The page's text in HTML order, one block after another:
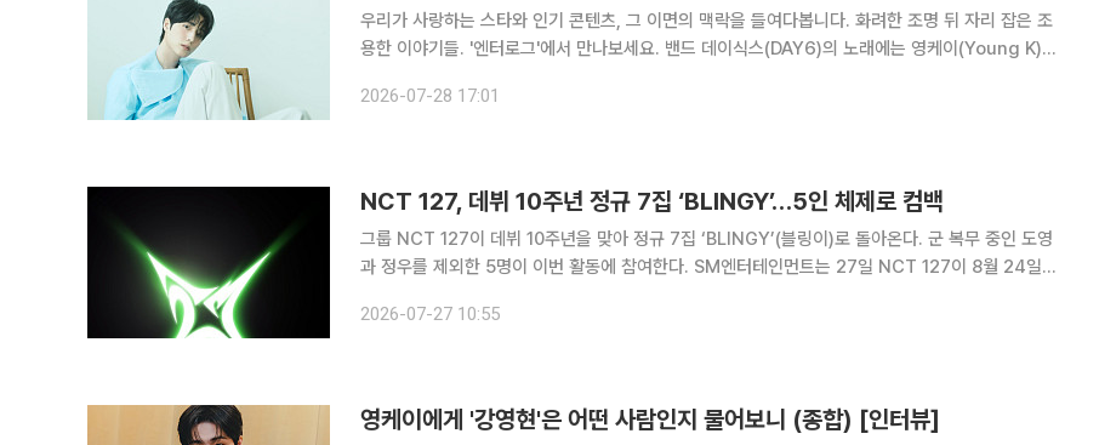
우리가 사랑하는 스타와 인기 콘텐츠, 그 이면의 맥락을 들여다봅니다. 화려한 조명 뒤 자리 잡은 조
용한 이야기들. '엔터로그'에서 만나보세요. 밴드 데이식스(DAY6)의 노래에는 영케이(Young K)의
감정을 언어로 옮겨온 그인데요. 그런 영케
2026-07-28 17:01
NCT 127, 데뷔 10주년 정규 7집 ‘BLINGY’…5인 체제로 컴백
그룹 NCT 127이 데뷔 10주년을 맞아 정규 7집 ‘BLINGY’(블링이)로 돌아온다. 군 복무 중인 도영
과 정우를 제외한 5명이 이번 활동에 참여한다. SM엔터테인먼트는 27일 NCT 127이 8월 24일
된다. 새 앨범에는 총 9곡이 수록된다
2026-07-27 10:55
영케이에게 '강영현'은 어떤 사람인지 물어보니 (종합) [인터뷰]